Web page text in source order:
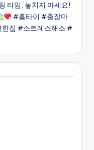
타임, 놓치지 마세요!
#홈타이 #출장마
집 #스트레스해소 #